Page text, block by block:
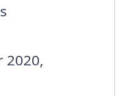
2020,